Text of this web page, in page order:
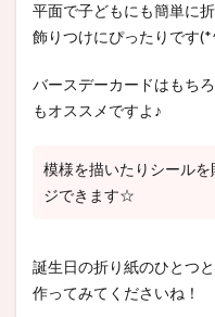
平面で子どもにも簡単に
飾りつけにぴったりです
バースデーカードはもち
もオススメですよ♪
模様を描いたりシール
ジできます☆
誕生日の折り紙のひとつ
作ってみてくださいね！